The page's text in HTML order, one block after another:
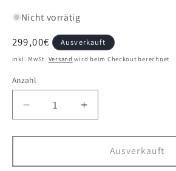
Nicht vorrätig
Normaler
Preis
299,00€ Ausverkauft
inkl. MwSt. Versand wird beim Checkout berechnet
Anzahl
Verringere
die
Menge
1x
Erhöhe
die
Menge
1x
Ausverkauft